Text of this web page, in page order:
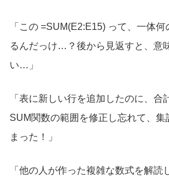
「この =SUM(E2:E15) って、一体何
るんだっけ…？後から見返すと、意
い…」
「表に新しい行を追加したのに、合
SUM関数の範囲を修正し忘れて、集
まった！」
「他の人が作った複雑な数式を解読